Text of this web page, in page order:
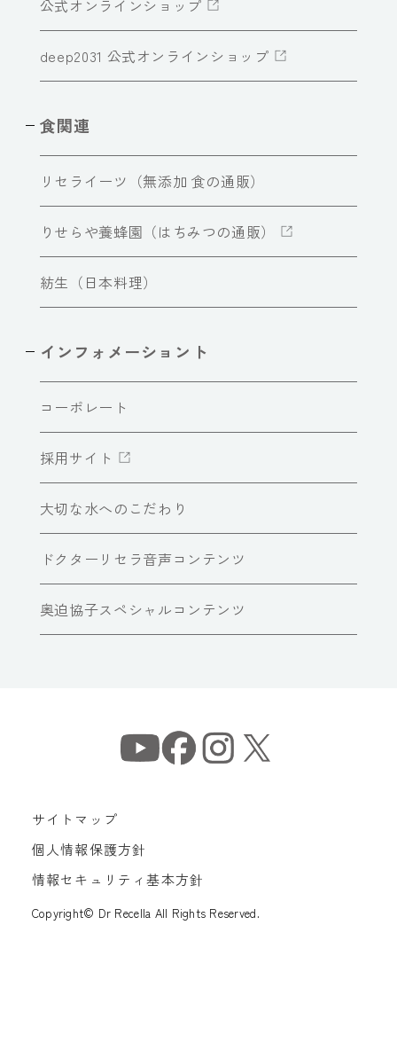
公式オンラインショップ
deep2031 公式オンラインショップ
食関連
リセライーツ（無添加 食の通販）
りせらや養蜂園（はちみつの通販）
紡生（日本料理）
インフォメーショント
コーポレート
採用サイト
大切な水へのこだわり
ドクターリセラ音声コンテンツ
奥迫協子スペシャルコンテンツ
サイトマップ
個人情報保護方針
情報セキュリティ基本方針
Copyright© Dr Recella All Rights Reserved.